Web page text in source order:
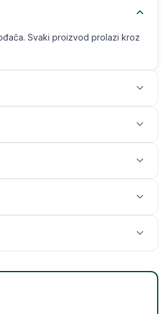
Svaki proizvod prolazi kroz